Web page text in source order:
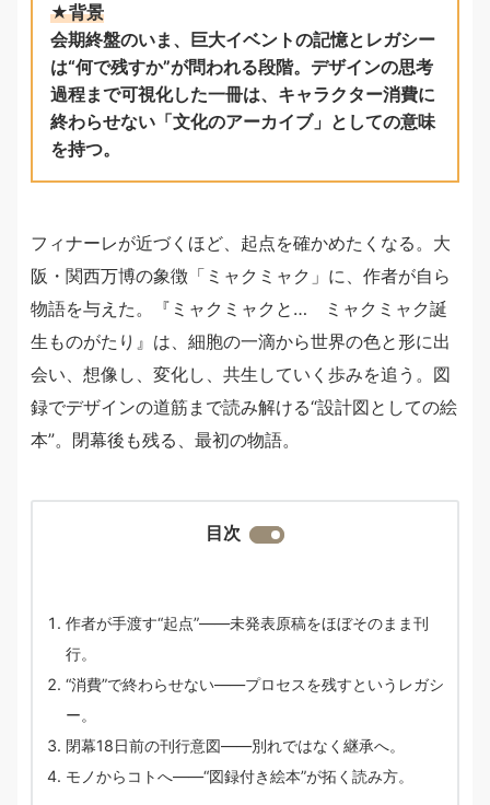
★背景
会期終盤のいま、巨大イベントの記憶とレガシー
は“何で残すか”が問われる段階。デザインの思考
過程まで可視化した一冊は、キャラクター消費に
終わらせない「文化のアーカイブ」としての意味
を持つ。
フィナーレが近づくほど、起点を確かめたくなる。大
阪・関西万博の象徴「ミャクミャク」に、作者が自ら
物語を与えた。『ミャクミャクと… ミャクミャク誕
生ものがたり』は、細胞の一滴から世界の色と形に出
会い、想像し、変化し、共生していく歩みを追う。図
録でデザインの道筋まで読み解ける“設計図としての絵
本”。閉幕後も残る、最初の物語。
目次
作者が手渡す“起点”——未発表原稿をほぼそのまま刊
行。
“消費”で終わらせない——プロセスを残すというレガシ
ー。
閉幕18日前の刊行意図——別れではなく継承へ。
モノからコトへ——“図録付き絵本”が拓く読み方。